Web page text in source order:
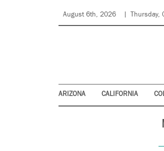
August 6th, 2026 Thursday,
ARIZONA CALIFORNIA